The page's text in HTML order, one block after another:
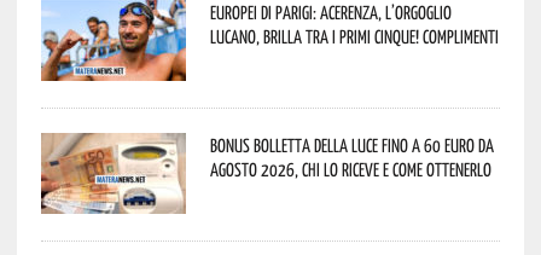
Europei di Parigi: Acerenza, l’orgoglio
lucano, brilla tra i primi cinque! Complimenti
Bonus bolletta della luce fino a 60 euro da
agosto 2026, chi lo riceve e come ottenerlo